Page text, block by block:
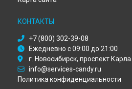
Ремонт духового шкафа FPP 603 NX
Ремонт духового шкафа FPP 603 NX
Ремонт духового шкафа FPP 603 NX
Челнах
Ремонт духового шкафа FPP 603 NX
КОНТАКТЫ
+7 (800) 302-39-08
Ежедневно с 09:00 до 21:00
г. Новосибирск, проспект
info@services-candy.ru
Политика конфиденциальности